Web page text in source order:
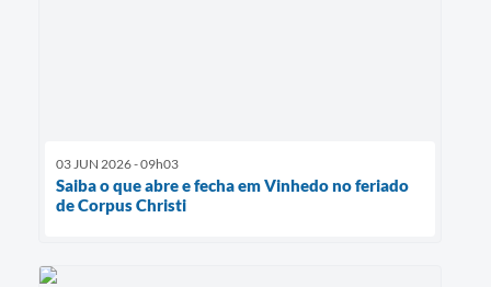
03 JUN 2026 - 09h03
Saiba o que abre e fecha em Vinhedo no feriado
de Corpus Christi